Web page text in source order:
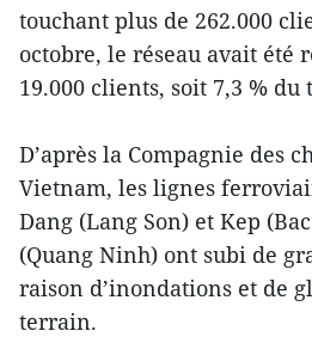
touchant plus de 262.000
octobre, le réseau avait été
19.000 clients, soit 7,3 % du
D’après la Compagnie des
Vietnam, les lignes
Dang (Lang Son) et Kep
(Quang Ninh) ont subi de
raison d’inondations et de
terrain.